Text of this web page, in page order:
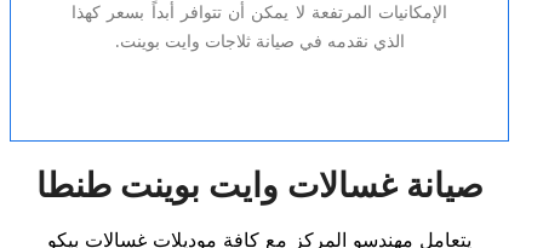
الإمكانيات المرتفعة لا يمكن أن تتوافر أبداً بسعر كهذا
الذي نقدمه في صيانة ثلاجات وايت بوينت.
صيانة غسالات وايت بوينت طنطا
يتعامل مهندسو المركز مع كافة موديلات غسالات بيكو